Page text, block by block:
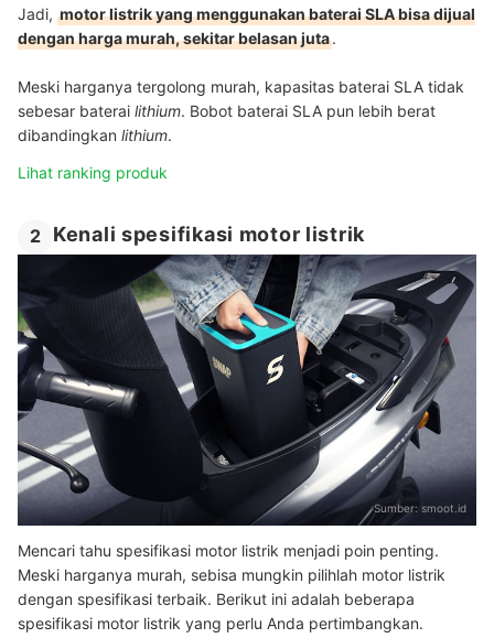
Jadi, motor listrik yang menggunakan baterai SLA bisa dijual
dengan harga murah, sekitar belasan juta.
Meski harganya tergolong murah, kapasitas baterai SLA tidak
sebesar baterai lithium. Bobot baterai SLA pun lebih berat
dibandingkan lithium.
Lihat ranking produk
2 Kenali spesifikasi motor listrik
Sumber: smoot.id
Mencari tahu spesifikasi motor listrik menjadi poin penting.
Meski harganya murah, sebisa mungkin pilihlah motor listrik
dengan spesifikasi terbaik. Berikut ini adalah beberapa
spesifikasi motor listrik yang perlu Anda pertimbangkan.